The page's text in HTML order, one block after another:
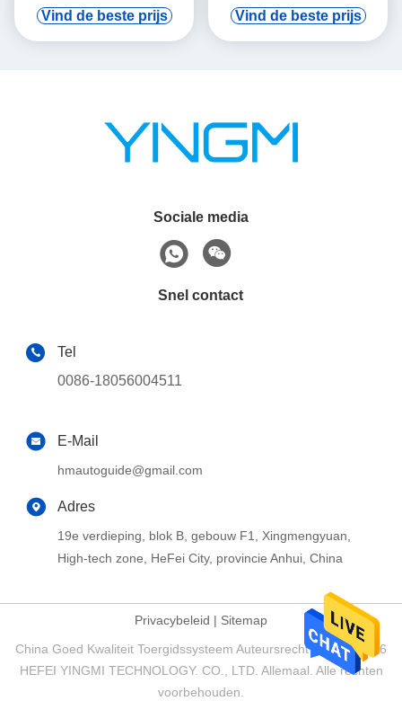
Oordhanger
Vind de beste prijs
Ondersteuning Digitale Vod
En Automatische Inductie
Vind de beste prijs
Sociale media
Snel contact
Tel
0086-18056004511
E-Mail
hmautoguide@gmail.com
Adres
19e verdieping, blok B, gebouw F1, Xingmengyuan,
High-tech zone, HeFei City, provincie Anhui, China
Privacybeleid | Sitemap
China Goed Kwaliteit Toergidssysteem Auteursrecht © 2017-2026
HEFEI YINGMI TECHNOLOGY. CO., LTD. Allemaal. Alle rechten
voorbehouden.